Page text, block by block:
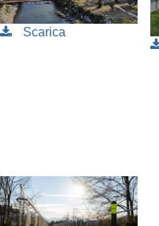
Scarica